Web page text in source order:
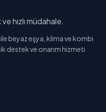
hızlı müdahale.
ile beyaz eşya, klima ve kombi
destek ve onarım hizmeti